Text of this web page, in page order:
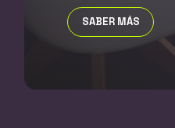
SABER MÁS